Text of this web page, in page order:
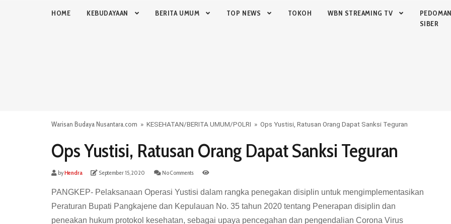
HOME KEBUDAYAAN BERITA UMUM TOP NEWS TOKOH WBN STREAMING TV
PEDOMAN
SIBER
Warisan Budaya Nusantara.com » KESEHATAN/BERITA UMUM/POLRI » Ops Yustisi, Ratusan Orang Dapat Sanksi Teguran
Ops Yustisi, Ratusan Orang Dapat Sanksi Teguran
byHendra September 15, 2020 No Comments
PANGKEP- Pelaksanaan Operasi Yustisi dalam rangka penegakan disiplin untuk mengimplementasikan
Peraturan Bupati Pangkajene dan Kepulauan No. 35 tahun 2020 tentang Penerapan disiplin dan
peneakan hukum protokol kesehatan, sebagai upaya pencegahan dan pengendalian Corona Virus